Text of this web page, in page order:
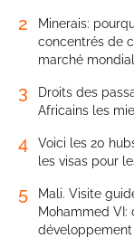
2
Minerais:
concentrés de
marché mondial
3
Droits des
Africains les
4
Voici les 20
les visas pour
5
Mali. Visite
Mohammed